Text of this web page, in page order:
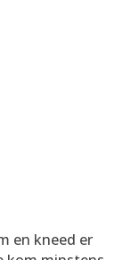
en kneed er